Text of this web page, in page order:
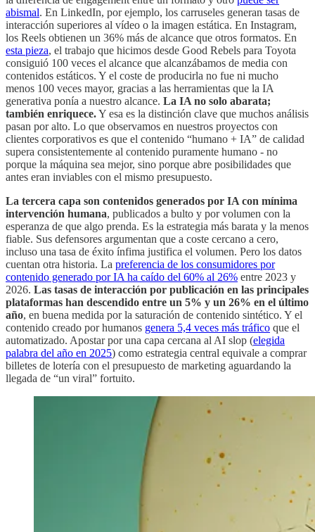
abismal. En LinkedIn, por ejemplo, los carruseles generan tasas de
interacción superiores al vídeo o la imagen estática. En Instagram,
los Reels obtienen un 36% más de alcance que otros formatos. En
esta pieza, el trabajo que hicimos desde Good Rebels para Toyota
consiguió 100 veces el alcance que alcanzábamos de media con
contenidos estáticos. Y el coste de producirla no fue ni mucho
menos 100 veces mayor, gracias a las herramientas que la IA
generativa ponía a nuestro alcance. La IA no solo abarata;
también enriquece.Y esa es la distinción clave que muchos análisis
pasan por alto. Lo que observamos en nuestros proyectos con
clientes corporativos es que el contenido “humano + IA” de calidad
supera consistentemente al contenido puramente humano - no
porque la máquina sea mejor, sino porque abre posibilidades que
antes eran inviables con el mismo presupuesto.
La tercera capa son contenidos generados por IA con mínima
intervención humana, publicados a bulto y por volumen con la
esperanza de que algo prenda. Es la estrategia más barata y la menos
fiable. Sus defensores argumentan que a coste cercano a cero,
incluso una tasa de éxito ínfima justifica el volumen. Pero los datos
cuentan otra historia. La preferencia de los consumidores por
contenido generado por IA ha caído del 60% al 26% entre 2023 y
2026. Las tasas de interacción por publicación en las principales
plataformas han descendido entre un 5% y un 26% en el último
año, en buena medida por la saturación de contenido sintético. Y el
contenido creado por humanos genera 5,4 veces más tráfico que el
automatizado. Apostar por una capa cercana al AI slop (elegida
palabra del año en 2025) como estrategia central equivale a comprar
billetes de lotería con el presupuesto de marketing aguardando la
llegada de “un viral” fortuito.